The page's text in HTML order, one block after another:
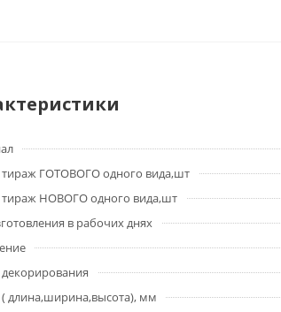
ГОТОВОГО одного вида,шт
НОВОГО одного вида,шт
в рабочих днях
длина,ширина,высота), мм